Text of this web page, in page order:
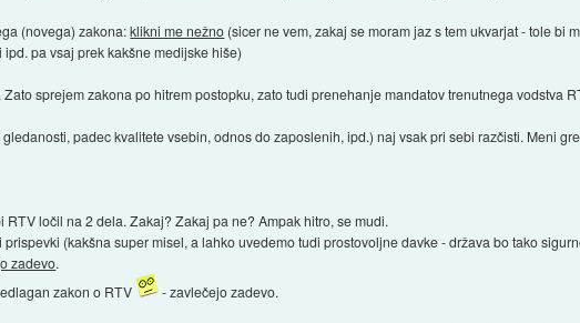
(novega) zakona:klikni me nežno (sicer ne vem, zakaj se moram jaz s tem ukvarjat - tole bi
pa vsaj prek kakšne medijske hiše)
sprejem zakona po hitrem postopku, zato tudi prenehanje mandatov trenutnega vodstva
padec kvalitete vsebin, odnos do zaposlenih, ipd.) naj vsak pri sebi razčisti. Meni
RTV ločil na 2 dela. Zakaj? Zakaj pa ne? Ampak hitro, se mudi.
(kakšna super misel, a lahko uvedemo tudi prostovoljne davke - država bo tako
zadevo.
zakon o RTV
- zavlečejo zadevo.